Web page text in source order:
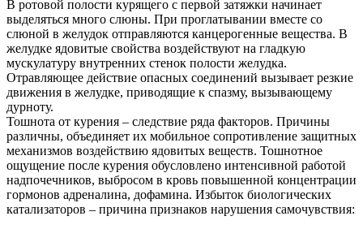
В ротовой полости курящего с первой затяжки начинает
выделяться много слюны. При проглатывании вместе со
слюной в желудок отправляются канцерогенные вещества. В
желудке ядовитые свойства воздействуют на гладкую
мускулатуру внутренних стенок полости желудка.
Отравляющее действие опасных соединений вызывает резкие
движения в желудке, приводящие к спазму, вызывающему
дурноту.
Тошнота от курения – следствие ряда факторов. Причины
различны, объединяет их мобильное сопротивление защитных
механизмов воздействию ядовитых веществ. Тошнотное
ощущение после курения обусловлено интенсивной работой
надпочечников, выбросом в кровь повышенной концентрации
гормонов адреналина, дофамина. Избыток биологических
катализаторов – причина признаков нарушения самочувствия: